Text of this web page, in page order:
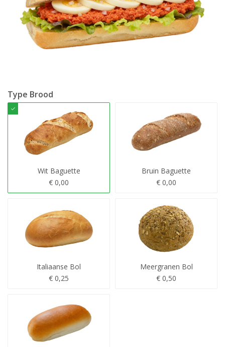
Type Brood
Wit Baguette
€ 0,00
Bruin Baguette
€ 0,00
Italiaanse Bol
€ 0,25
Meergranen Bol
€ 0,50